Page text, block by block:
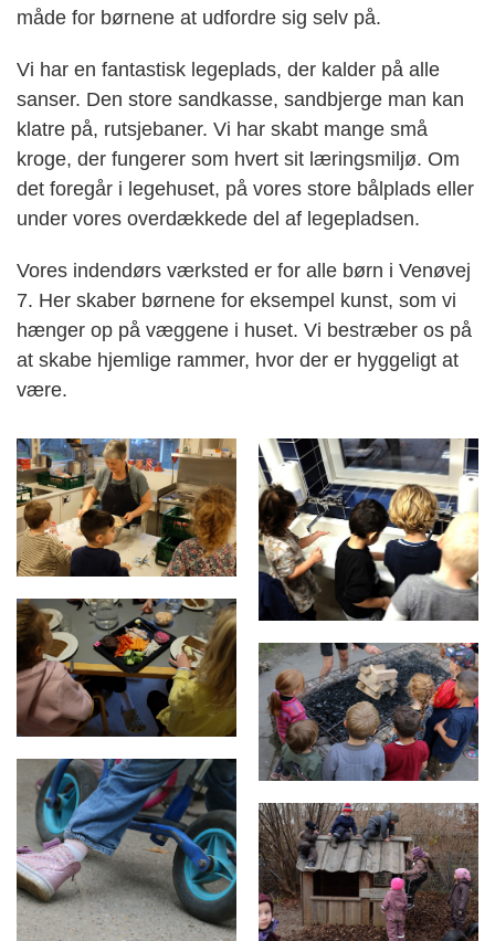
måde for børnene at udfordre sig selv på.
Vi har en fantastisk legeplads, der kalder på alle
sanser. Den store sandkasse, sandbjerge man kan
klatre på, rutsjebaner. Vi har skabt mange små
kroge, der fungerer som hvert sit læringsmiljø. Om
det foregår i legehuset, på vores store bålplads eller
under vores overdækkede del af legepladsen.
Vores indendørs værksted er for alle børn i Venøvej
7. Her skaber børnene for eksempel kunst, som vi
hænger op på væggene i huset. Vi bestræber os på
at skabe hjemlige rammer, hvor der er hyggeligt at
være.